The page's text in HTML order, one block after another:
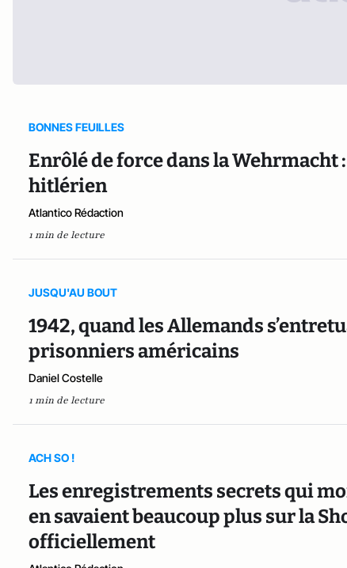
BONNES FEUILLES
Enrôlé de force dans la
hitlérien
Atlantico Rédaction
1 min de lecture
JUSQU'AU BOUT
1942, quand les Allemands
prisonniers américains
Daniel Costelle
1 min de lecture
ACH SO !
Les enregistrements secrets qui
en savaient beaucoup plus sur la
officiellement